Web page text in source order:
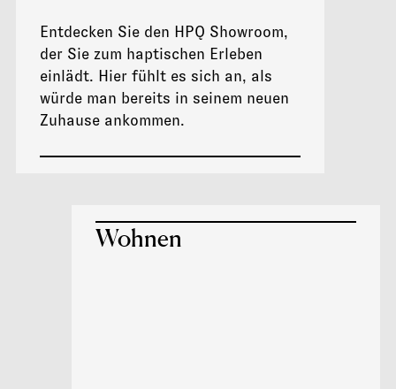
Entdecken Sie den HPQ Showroom,
der Sie zum haptischen Erleben
einlädt. Hier fühlt es sich an, als
würde man bereits in seinem neuen
Zuhause ankommen.
Wohnen